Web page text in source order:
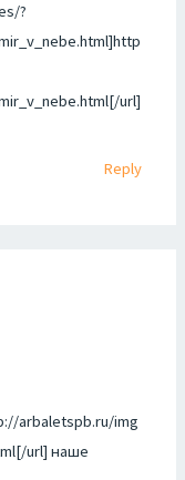
?
url]
Reply
arbaletspb.ru/img
url] наше